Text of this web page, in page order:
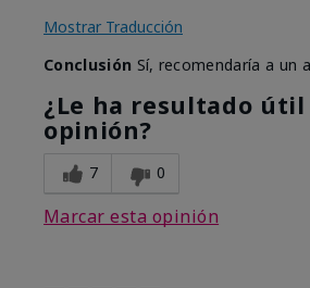
Mostrar Traducción
Conclusión Sí, recomendaría a un
¿Le ha resultado útil
opinión?
7 0
Marcar esta opinión